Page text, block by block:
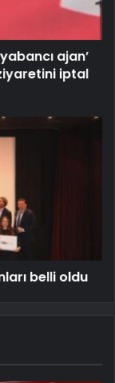
ajan’
iptal
belli oldu